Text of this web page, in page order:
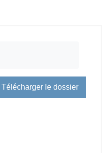
Télécharger le dossier